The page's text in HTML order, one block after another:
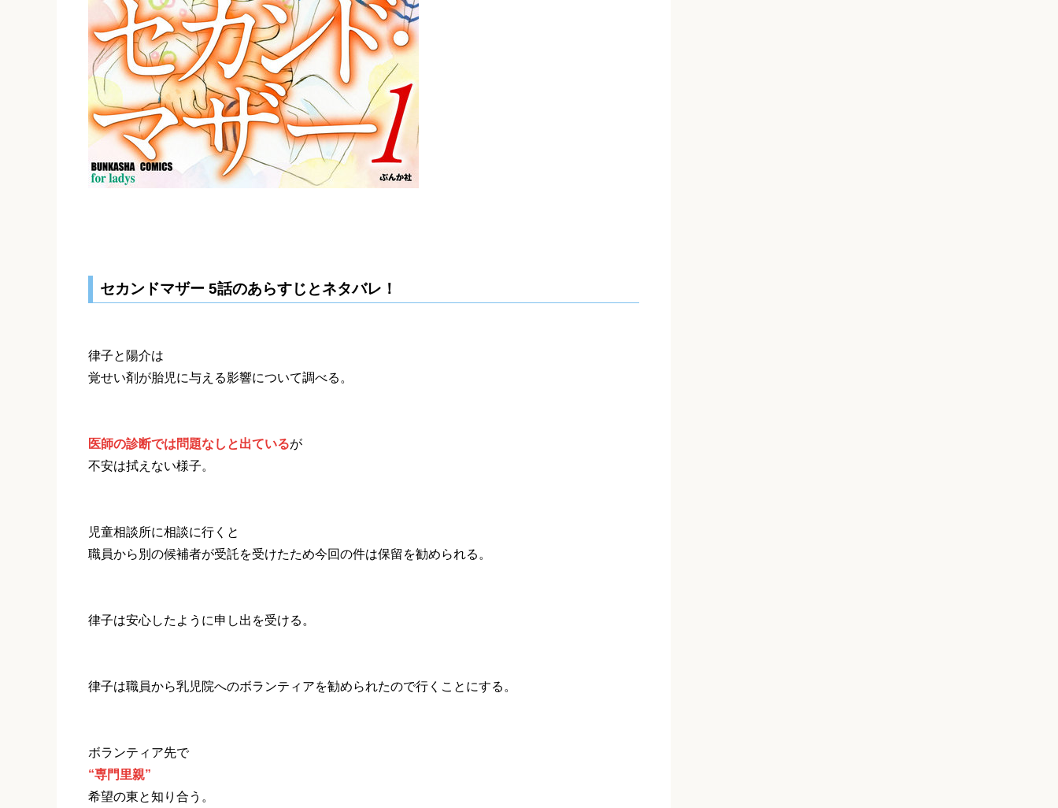
セカンドマザー 5話のあらすじとネタバレ！
律子と陽介は
覚せい剤が胎児に与える影響について調べる。
医師の診断では問題なしと出ているが
不安は拭えない様子。
児童相談所に相談に行くと
職員から別の候補者が受託を受けたため今回の件は保留を勧められる。
律子は安心したように申し出を受ける。
律子は職員から乳児院へのボランティアを勧められたので行くことにする。
ボランティア先で
“専門里親”
希望の東と知り合う。